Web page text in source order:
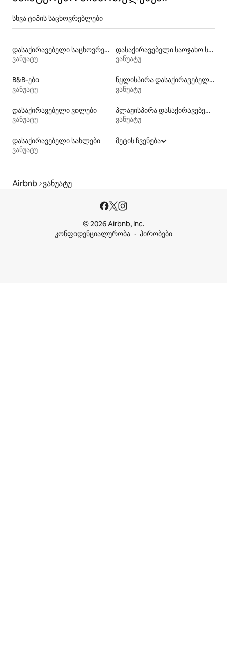
სხვა ტიპის საცხოვრებლები
დასაქირავებელი საცხოვრებლები პლაჟზე გასასვლელით
ვანუატუ
დასაქირავებელი საოჯახო სასტუმროები
ვანუატუ
B&B‑ები
ვანუატუ
წყლისპირა დასაქირავებელი საცხოვრებლები
ვანუატუ
დასაქირავებელი ვილები
ვანუატუ
პლაჟისპირა დასაქირავებელი საცხოვრებლები
ვანუატუ
დასაქირავებელი სახლები
ვანუატუ
მეტის ჩვენება
Airbnb ვანუატუ
© 2026 Airbnb, Inc.
კონფიდენციალურობა
პირობები